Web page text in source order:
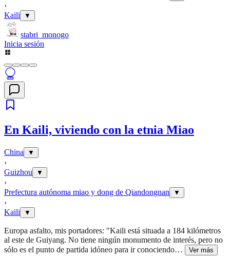
›
Kaili
▼
stabri_monogo
Inicia sesión
En Kaili, viviendo con la etnia Miao
China ▼
›
Guizhou
▼
›
Prefectura autónoma miao y dong de Qiandongnan
▼
›
Kaili
▼
Europa asfalto, mis portadores: "Kaili está situada a 184 kilómetros
al este de Guiyang. No tiene ningún monumento de interés, pero no
sólo es el punto de partida idóneo para ir conociendo… Ver más